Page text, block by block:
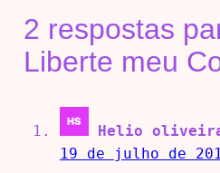
2 respostas
Liberte meu
Helio
19 de julho de